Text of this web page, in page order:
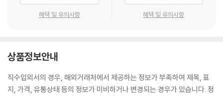
혜택 및 유의사항 혜택 및 유의사항
상품정보안내
직수입외서의 경우, 해외거래처에서 제공하는 정보가 부족하여 제목, 표
지, 가격, 유통상태 등의 정보가 미비하거나 변경되는 경우가 있습니다. 정